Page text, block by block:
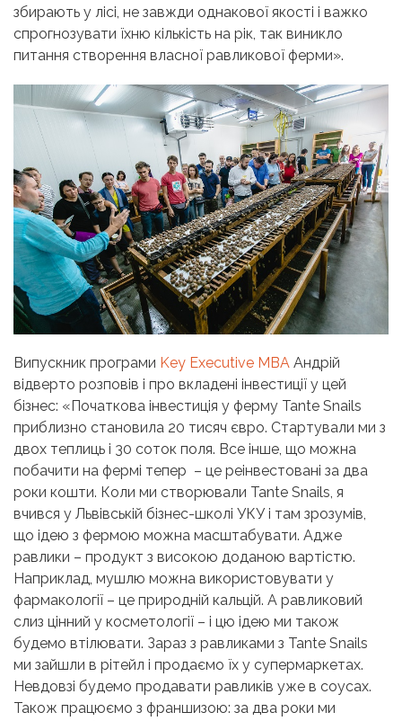
збирають у лісі, не завжди однакової якості і важко
спрогнозувати їхню кількість на рік, так виникло
питання створення власної равликової ферми».
Випускник програми Key Executive MBA Андрій
відверто розповів і про вкладені інвестиції у цей
бізнес: «Початкова інвестиція у ферму Tante Snails
приблизно становила 20 тисяч євро. Стартували ми з
двох теплиць і 30 соток поля. Все інше, що можна
побачити на фермі тепер – це реінвестовані за два
роки кошти. Коли ми створювали Tante Snails, я
вчився у Львівській бізнес-школі УКУ і там зрозумів,
що ідею з фермою можна масштабувати. Адже
равлики – продукт з високою доданою вартістю.
Наприклад, мушлю можна використовувати у
фармакології – це природній кальцій. А равликовий
слиз цінний у косметології – і цю ідею ми також
будемо втілювати. Зараз з равликами з Tante Snails
ми зайшли в рітейл і продаємо їх у супермаркетах.
Невдовзі будемо продавати равликів уже в соусах.
Також працюємо з франшизою: за два роки ми